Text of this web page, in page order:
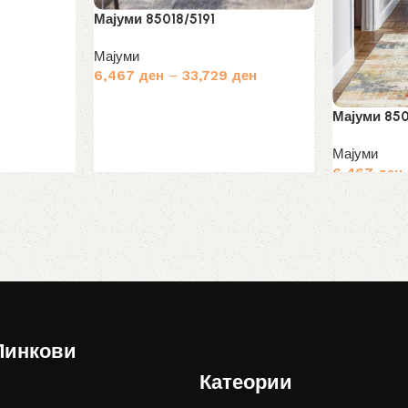
Мајуми 85018/5191
Мајуми
6,467 ден – 33,729 ден
Мајуми
Мајуми
6,467 ден
Избери
Катеории